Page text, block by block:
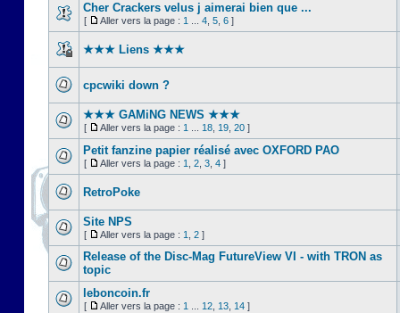
Cher Crackers velus j aimerai bien que ...
[ Aller vers la page : 1 4 5 6 ]
★★★ Liens ★★★
cpcwiki down ?
★★★ GAMiNG NEWS ★★★
[ Aller vers la page : 1 18 19 20 ]
Petit fanzine papier réalisé avec OXFORD PAO
[ Aller vers la page : 1 2 3 4 ]
RetroPoke
Site NPS
[ Aller vers la page : 1 2 ]
Release of the Disc-Mag FutureView VI - with TRON as
topic
leboncoin.fr
[ Aller vers la page : 1 12 13 14 ]